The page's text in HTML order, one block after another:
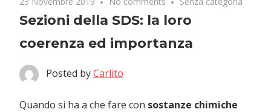
Sezioni della SDS: la loro
coerenza ed importanza
Posted byCarlito
Quando si ha a che fare con sostanze chimiche